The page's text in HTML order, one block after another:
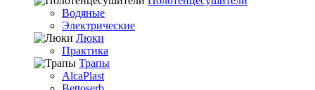
Водяные
Электрические
Люки
Практика
Трапы
AlcaPlast